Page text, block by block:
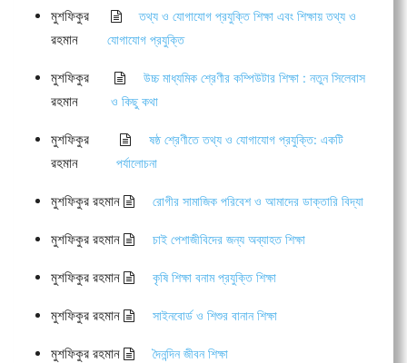
মুশফিকুর
রহমান
তথ্য ও যোগাযোগ প্রযুক্তি শিক্ষা এবং শিক্ষায় তথ্য ও
যোগাযোগ প্রযুক্তি
মুশফিকুর
রহমান
উচ্চ মাধ্যমিক শ্রেণীর কম্পিউটার শিক্ষা : নতুন সিলেবাস
ও কিছু কথা
মুশফিকুর
রহমান
ষষ্ঠ শ্রেণীতে তথ্য ও যোগাযোগ প্রযুক্তি: একটি
পর্যালোচনা
মুশফিকুর রহমান রোগীর সামাজিক পরিবেশ ও আমাদের ডাক্তারি বিদ্যা
মুশফিকুর রহমান চাই পেশাজীবিদের জন্য অব্যাহত শিক্ষা
মুশফিকুর রহমান কৃষি শিক্ষা বনাম প্রযুক্তি শিক্ষা
মুশফিকুর রহমান সাইনবোর্ড ও শিশুর বানান শিক্ষা
মুশফিকুর রহমান দৈনন্দিন জীবন শিক্ষা